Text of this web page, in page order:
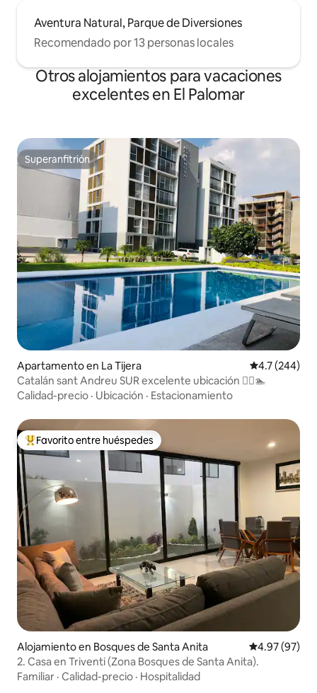
Aventura Natural, Parque de Diversiones
Recomendado por 13 personas locales
Otros alojamientos para vacaciones
excelentes en El Palomar
Superanfitrión
Superanfitrión
Apartamento en La Tijera Calificación
4.7 (244)
Catalán sant Andreu SUR excelente ubicación 👌🏻🏊
Calidad-precio · Ubicación · Estacionamiento
Favorito entre huéspedes preferido
Favorito entre huéspedes
Alojamiento en Bosques de Santa Anita Calificación
4.97 (97)
2. Casa en Triventi (Zona Bosques de Santa Anita).
Familiar · Calidad-precio · Hospitalidad